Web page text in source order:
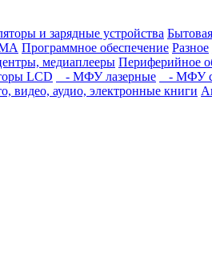
и зарядные устройства
Программное обеспечение Разное
медиаплееры Периферийное
LCD - МФУ лазерные - МФУ
видео, аудио, электронные книги